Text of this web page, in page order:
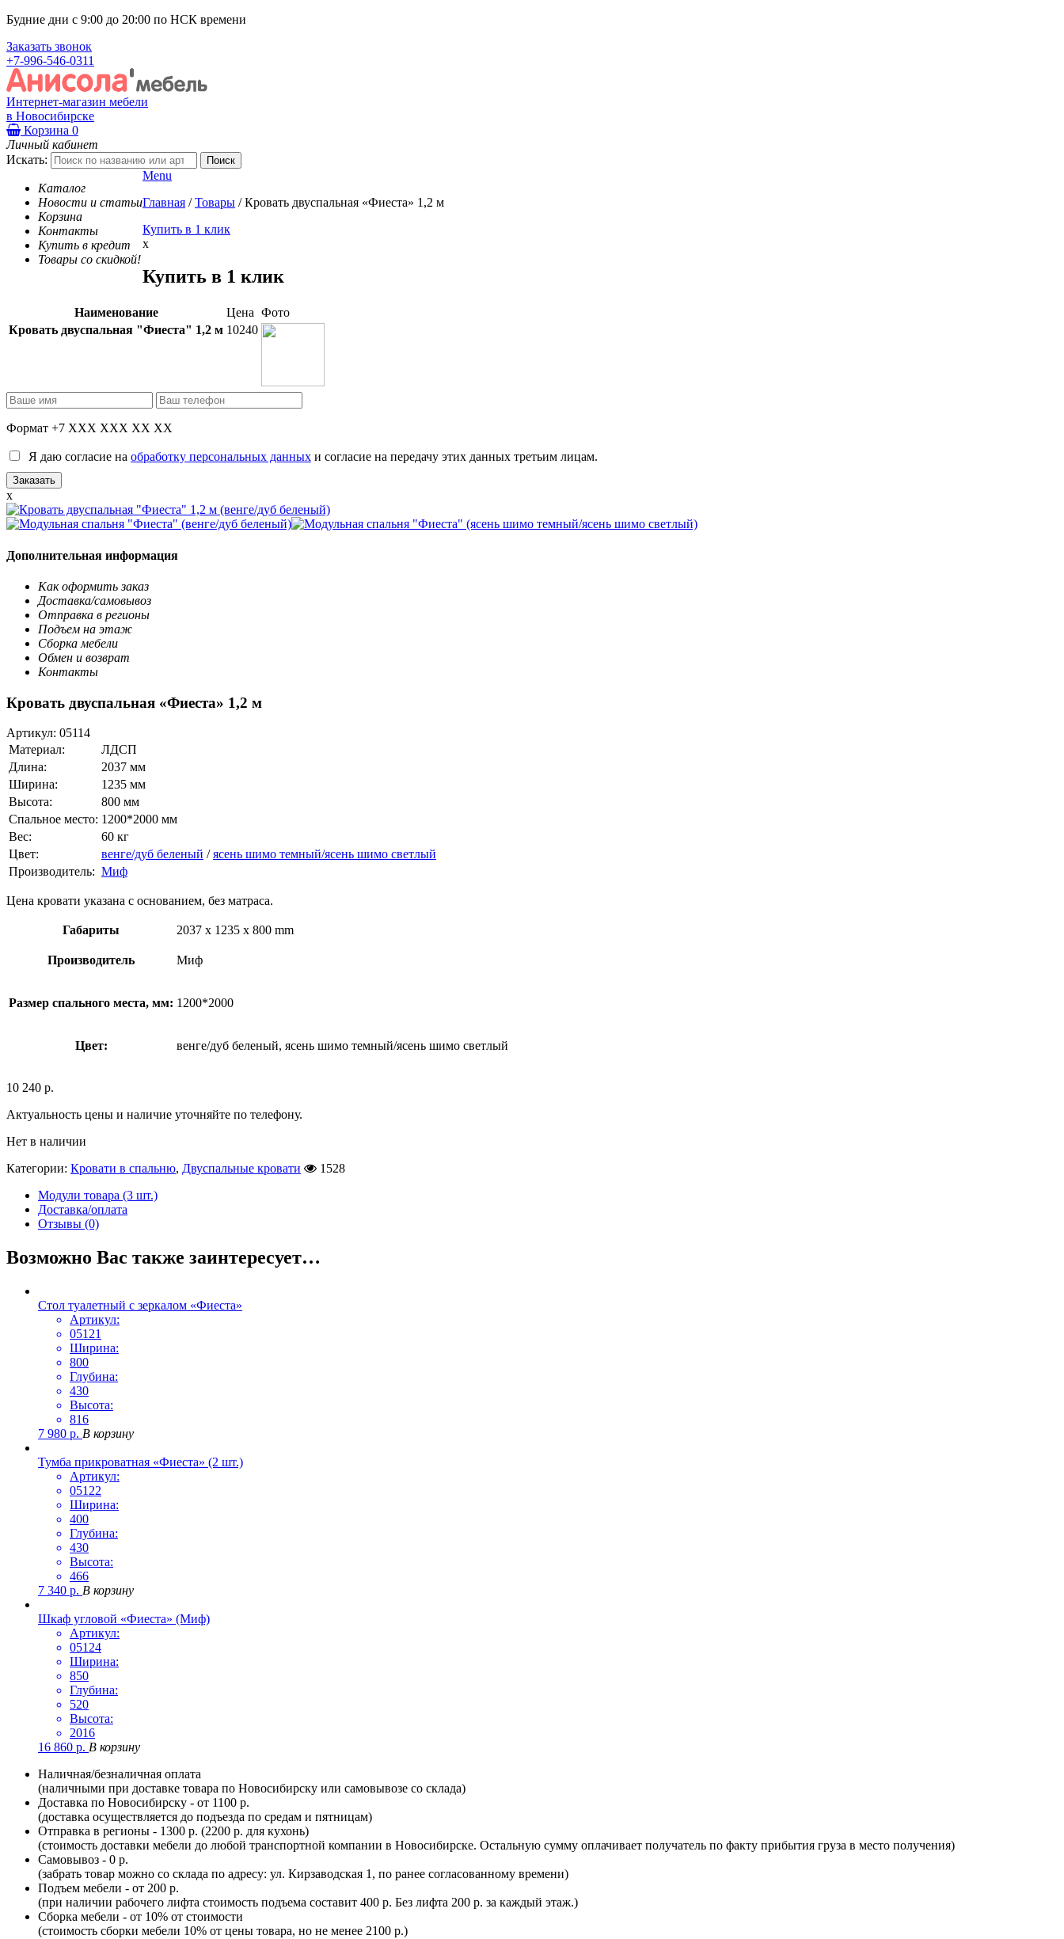
Будние дни с 9:00 до 20:00 по НСК времени
Заказать звонок
+7-996-546-0311
Интернет-магазин мебели
в Новосибирске
Корзина 0
Личный кабинет
Искать:
Каталог
Новости и статьи
Корзина
Контакты
Купить в кредит
Товары со скидкой!
Menu
Главная / Товары / Кровать двуспальная «Фиеста» 1,2 м
Купить в 1 клик
x
Купить в 1 клик
Наименование Цена Фото
Кровать двуспальная "Фиеста" 1,2 м 10240
Формат +7 XXX XXX XX XX
Я даю согласие на обработку персональных данных и согласие на передачу этих данных третьим лицам.
x
Дополнительная информация
Как оформить заказ
Доставка/самовывоз
Отправка в регионы
Подъем на этаж
Сборка мебели
Обмен и возврат
Контакты
Кровать двуспальная «Фиеста» 1,2 м
Артикул: 05114
Материал:
ЛДСП
Длина:
2037 мм
Ширина:
1235 мм
Высота:
800 мм
Спальное место: 1200*2000 мм
Вес:
60 кг
Цвет:
венге/дуб беленый /ясень шимо темный/ясень шимо светлый
Производитель: Миф
Цена кровати указана с основанием, без матраса.
Габариты 2037 x 1235 x 800 mm
Производитель Миф
Размер спального места, мм: 1200*2000
Цвет: венге/дуб беленый, ясень шимо темный/ясень шимо светлый
10 240 р.
Актуальность цены и наличие уточняйте по телефону.
Нет в наличии
Категории: Кровати в спальню, Двуспальные кровати
1528
Модули товара (3 шт.)
Доставка/оплата
Отзывы (0)
Возможно Вас также заинтересует…
Стол туалетный с зеркалом «Фиеста»
Артикул:
05121
Ширина:
800
Глубина:
430
Высота:
816
7 980 р. В корзину
Тумба прикроватная «Фиеста» (2 шт.)
Артикул:
05122
Ширина:
400
Глубина:
430
Высота:
466
7 340 р. В корзину
Шкаф угловой «Фиеста» (Миф)
Артикул:
05124
Ширина:
850
Глубина:
520
Высота:
2016
16 860 р. В корзину
Наличная/безналичная оплата
(наличными при доставке товара по Новосибирску или самовывозе со склада)
Доставка по Новосибирску - от 1100 р.
(доставка осуществляется до подъезда по средам и пятницам)
Отправка в регионы - 1300 р. (2200 р. для кухонь)
(стоимость доставки мебели до любой транспортной компании в Новосибирске. Остальную сумму оплачивает получатель по факту прибытия груза в место получения)
Самовывоз - 0 р.
(забрать товар можно со склада по адресу: ул. Кирзаводская 1, по ранее согласованному времени)
Подъем мебели - от 200 р.
(при наличии рабочего лифта стоимость подъема составит 400 р. Без лифта 200 р. за каждый этаж.)
Сборка мебели - от 10% от стоимости
(стоимость сборки мебели 10% от цены товара, но не менее 2100 р.)